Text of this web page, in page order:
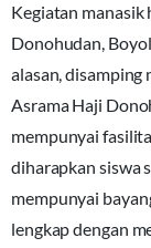
Kegiatan
Donohudan,
alasan, disamping
Asrama Haji
mempunyai
diharapkan siswa
mempunyai
lengkap dengan